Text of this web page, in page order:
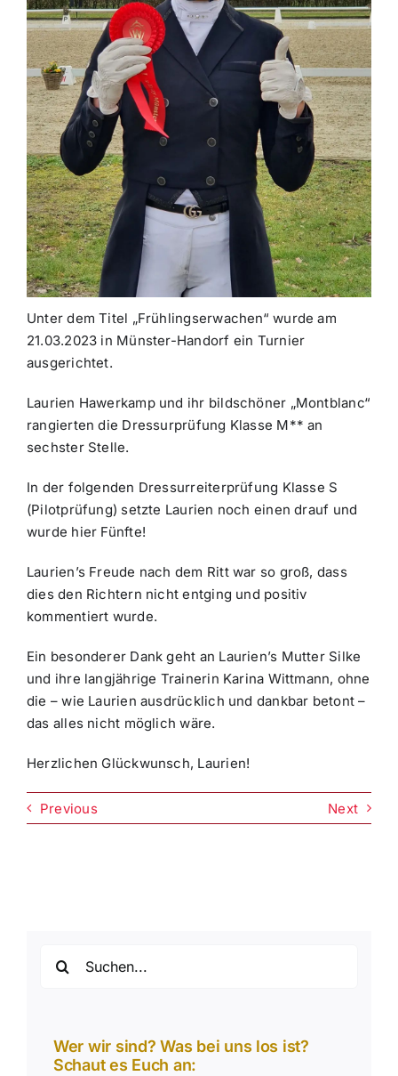
Unter dem Titel „Frühlingserwachen“ wurde am
21.03.2023 in Münster-Handorf ein Turnier
ausgerichtet.
Laurien Hawerkamp und ihr bildschöner „Montblanc“
rangierten die Dressurprüfung Klasse M** an
sechster Stelle.
In der folgenden Dressurreiterprüfung Klasse S
(Pilotprüfung) setzte Laurien noch einen drauf und
wurde hier Fünfte!
Laurien’s Freude nach dem Ritt war so groß, dass
dies den Richtern nicht entging und positiv
kommentiert wurde.
Ein besonderer Dank geht an Laurien’s Mutter Silke
und ihre langjährige Trainerin Karina Wittmann, ohne
die – wie Laurien ausdrücklich und dankbar betont –
das alles nicht möglich wäre.
Herzlichen Glückwunsch, Laurien!
Previous Next
nach:
Wer wir sind? Was bei uns los ist?
Schaut es Euch an: